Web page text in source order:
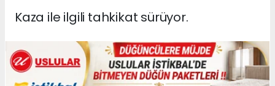
Kaza ile ilgili tahkikat sürüyor.